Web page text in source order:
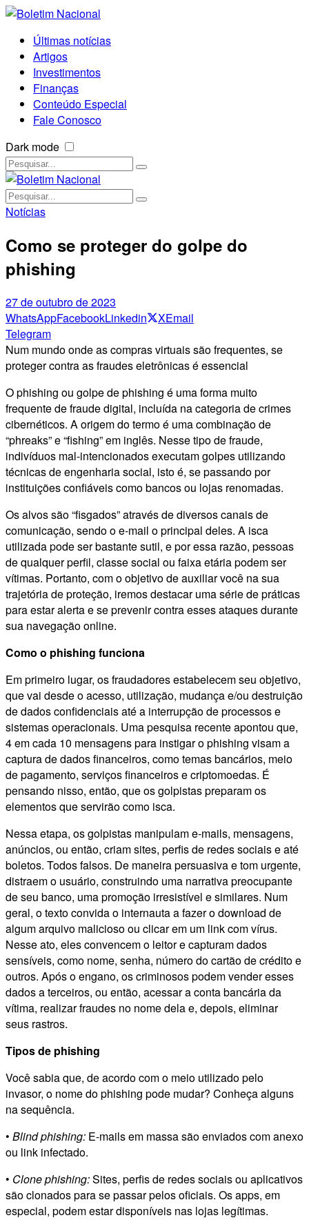
Últimas notícias
Artigos
Investimentos
Finanças
Conteúdo Especial
Fale Conosco
Dark mode
Notícias
Como se proteger do golpe do
phishing
27 de outubro de 2023
WhatsAppFacebookLinkedin XEmail
Telegram
Num mundo onde as compras virtuais são frequentes, se
proteger contra as fraudes eletrônicas é essencial
O phishing ou golpe de phishing é uma forma muito
frequente de fraude digital, incluída na categoria de crimes
cibernéticos. A origem do termo é uma combinação de
“phreaks” e “fishing” em inglês. Nesse tipo de fraude,
indivíduos mal-intencionados executam golpes utilizando
técnicas de engenharia social, isto é, se passando por
instituições confiáveis como bancos ou lojas renomadas.
Os alvos são “fisgados” através de diversos canais de
comunicação, sendo o e-mail o principal deles. A isca
utilizada pode ser bastante sutil, e por essa razão, pessoas
de qualquer perfil, classe social ou faixa etária podem ser
vítimas. Portanto, com o objetivo de auxiliar você na sua
trajetória de proteção, iremos destacar uma série de práticas
para estar alerta e se prevenir contra esses ataques durante
sua navegação online.
Como o phishing funciona
Em primeiro lugar, os fraudadores estabelecem seu objetivo,
que vai desde o acesso, utilização, mudança e/ou destruição
de dados confidenciais até a interrupção de processos e
sistemas operacionais. Uma pesquisa recente apontou que,
4 em cada 10 mensagens para instigar o phishing visam a
captura de dados financeiros, como temas bancários, meio
de pagamento, serviços financeiros e criptomoedas. É
pensando nisso, então, que os golpistas preparam os
elementos que servirão como isca.
Nessa etapa, os golpistas manipulam e-mails, mensagens,
anúncios, ou então, criam sites, perfis de redes sociais e até
boletos. Todos falsos. De maneira persuasiva e tom urgente,
distraem o usuário, construindo uma narrativa preocupante
de seu banco, uma promoção irresistível e similares. Num
geral, o texto convida o internauta a fazer o download de
algum arquivo malicioso ou clicar em um link com vírus.
Nesse ato, eles convencem o leitor e capturam dados
sensíveis, como nome, senha, número do cartão de crédito e
outros. Após o engano, os criminosos podem vender esses
dados a terceiros, ou então, acessar a conta bancária da
vítima, realizar fraudes no nome dela e, depois, eliminar
seus rastros.
Tipos de phishing
Você sabia que, de acordo com o meio utilizado pelo
invasor, o nome do phishing pode mudar? Conheça alguns
na sequência.
• Blind phishing: E-mails em massa são enviados com anexo
ou link infectado.
• Clone phishing:Sites, perfis de redes sociais ou aplicativos
são clonados para se passar pelos oficiais. Os apps, em
especial, podem estar disponíveis nas lojas legítimas.